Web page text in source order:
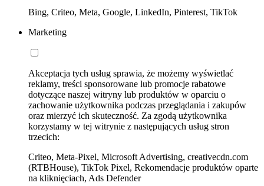
Bing, Criteo, Meta, Google, LinkedIn, Pinterest, TikTok
Marketing
Akceptacja tych usług sprawia, że możemy wyświetlać
reklamy, treści sponsorowane lub promocje rabatowe
dotyczące naszej witryny lub produktów w oparciu o
zachowanie użytkownika podczas przeglądania i zakupów
oraz mierzyć ich skuteczność. Za zgodą użytkownika
korzystamy w tej witrynie z następujących usług stron
trzecich:
Criteo, Meta-Pixel, Microsoft Advertising, creativecdn.com
(RTBHouse), TikTok Pixel, Rekomendacje produktów oparte
na kliknięciach, Ads Defender